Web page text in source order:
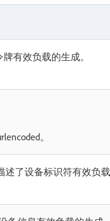
有效负载的生成。
。
述了设备标识符有效负载